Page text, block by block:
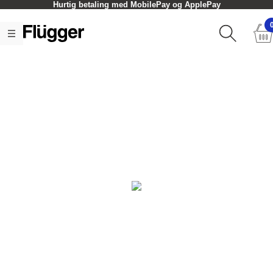
Hurtig betaling med MobilePay og ApplePay